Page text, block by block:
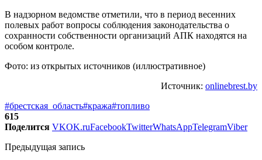
В надзорном ведомстве отметили, что в период весенних
полевых работ вопросы соблюдения законодательства о
сохранности собственности организаций АПК находятся на
особом контроле.
Фото: из открытых источников (иллюстративное)
Источник: onlinebrest.by
#брестская_область#кража#топливо
615
Поделится VKOK.ruFacebookTwitterWhatsAppTelegramViber
Предыдущая запись